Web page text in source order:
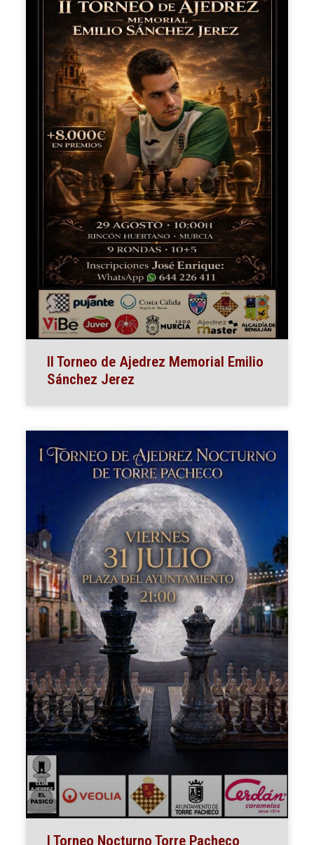
II Torneo de Ajedrez Memorial Emilio
Sánchez Jerez
I Torneo Nocturno Torre Pacheco